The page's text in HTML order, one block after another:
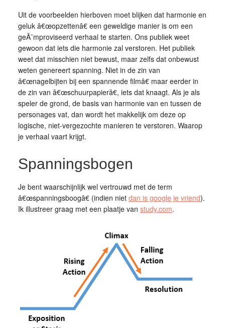
Uit de voorbeelden hierboven moet blijken dat harmonie en
geluk â€œopzettenâ€ een geweldige manier is om een
geÃ¯mproviseerd verhaal te starten. Ons publiek weet
gewoon dat iets die harmonie zal verstoren. Het publiek
weet dat misschien niet bewust, maar zelfs dat onbewust
weten genereert spanning. Niet in de zin van
â€œnagelbijten bij een spannende filmâ€ maar eerder in
de zin van â€œschuurpapierâ€, iets dat knaagt. Als je als
speler de grond, de basis van harmonie van en tussen de
personages vat, dan wordt het makkelijk om deze op
logische, niet-vergezochte manieren te verstoren. Waarop
je verhaal vaart krijgt.
Spanningsbogen
Je bent waarschijnlijk wel vertrouwd met de term
â€œspanningsboogâ€ (indien niet dan is google je vriend).
Ik illustreer graag met een plaatje van study.com.